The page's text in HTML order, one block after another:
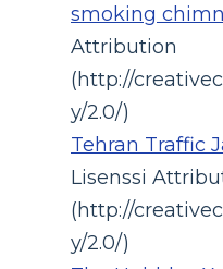
smoking
Attribution
(http://
y/2.0/)
Tehran Traffic
Lisenssi
(http://
y/2.0/)